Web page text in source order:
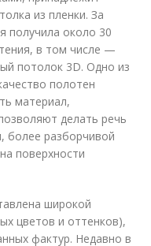
из пленки. За
получила около 30
в том числе —
потолок 3D. Одно из
полотен
материал,
делать речь
более разборчивой
поверхности
широкой
цветов и оттенков),
фактур. Недавно в